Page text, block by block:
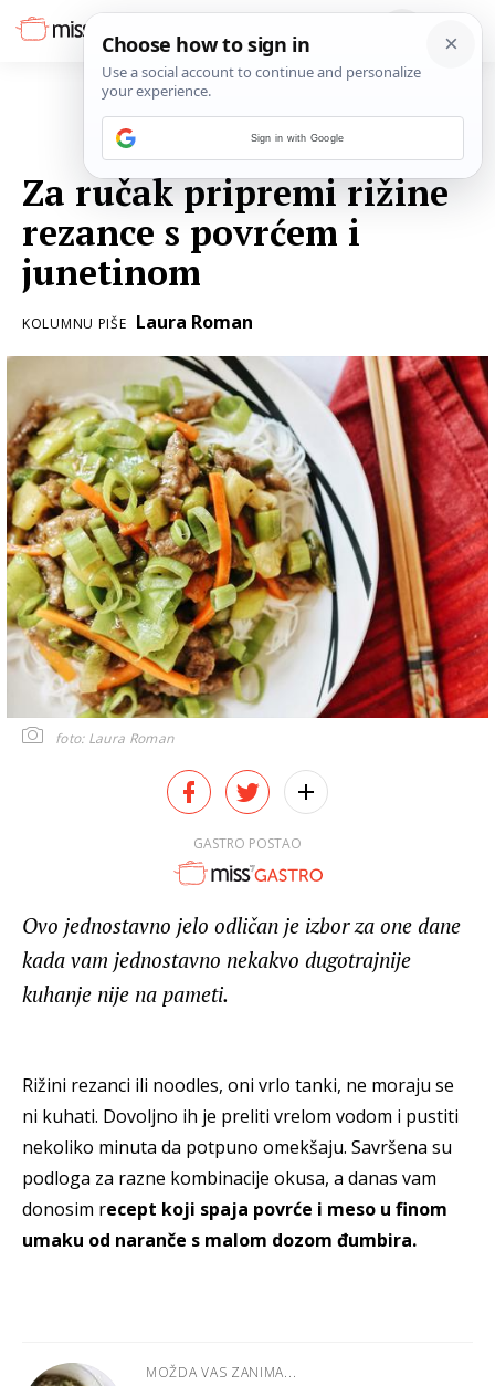
Za ručak pripremi rižine
rezance s povrćem i
junetinom
KOLUMNU PIŠE Laura Roman
foto: Laura Roman
GASTRO POSTAO
Ovo jednostavno jelo odličan je izbor za one dane
kada vam jednostavno nekakvo dugotrajnije
kuhanje nije na pameti.
Rižini rezanci ili noodles, oni vrlo tanki, ne moraju se
ni kuhati. Dovoljno ih je preliti vrelom vodom i pustiti
nekoliko minuta da potpuno omekšaju. Savršena su
podloga za razne kombinacije okusa, a danas vam
donosim recept koji spaja povrće i meso u finom
umaku od naranče s malom dozom đumbira.
MOŽDA VAS ZANIMA...
Sign in with Google